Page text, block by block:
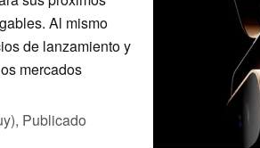
Al mismo
de lanzamiento y
mercados
Publicado